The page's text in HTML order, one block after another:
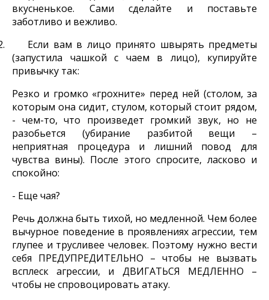
вкусненькое. Сами сделайте и поставьте
заботливо и вежливо.
Если вам в лицо принято швырять предметы
(запустила чашкой с чаем в лицо), купируйте
привычку так:
Резко и громко «грохните» перед ней (столом, за
которым она сидит, стулом, который стоит рядом,
- чем-то, что произведет громкий звук, но не
разобьется (убирание разбитой вещи –
неприятная процедура и лишний повод для
чувства вины). После этого спросите, ласково и
спокойно:
- Еще чая?
Речь должна быть тихой, но медленной. Чем более
вычурное поведение в проявлениях агрессии, тем
глупее и трусливее человек. Поэтому нужно вести
себя ПРЕДУПРЕДИТЕЛЬНО – чтобы не вызвать
всплеск агрессии, и ДВИГАТЬСЯ МЕДЛЕННО –
чтобы не спровоцировать атаку.